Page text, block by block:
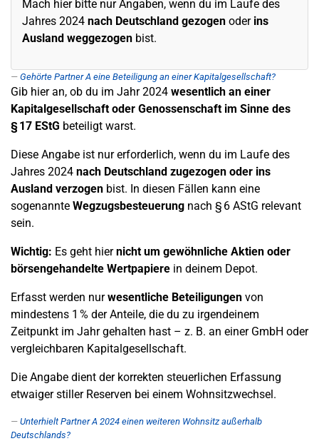
Mach hier bitte nur Angaben, wenn du im Laufe des
Jahres 2024 nach Deutschland gezogen oderins
Ausland weggezogen bist.
Gehörte Partner A eine Beteiligung an einer Kapitalgesellschaft?
Gib hier an, ob du im Jahr 2024 wesentlich an einer
Kapitalgesellschaft oder Genossenschaft im Sinne des
§ 17 EStG beteiligt warst.
Diese Angabe ist nur erforderlich, wenn du im Laufe des
Jahres 2024 nach Deutschland zugezogen oder ins
Ausland verzogen bist. In diesen Fällen kann eine
sogenannte Wegzugsbesteuerung nach § 6 AStG relevant
sein.
Wichtig: Es geht hiernicht um gewöhnliche Aktien oder
börsengehandelte Wertpapiere in deinem Depot.
Erfasst werden nurwesentliche Beteiligungen von
mindestens 1 % der Anteile, die du zu irgendeinem
Zeitpunkt im Jahr gehalten hast – z. B. an einer GmbH oder
vergleichbaren Kapitalgesellschaft.
Die Angabe dient der korrekten steuerlichen Erfassung
etwaiger stiller Reserven bei einem Wohnsitzwechsel.
Unterhielt Partner A 2024 einen weiteren Wohnsitz außerhalb
Deutschlands?